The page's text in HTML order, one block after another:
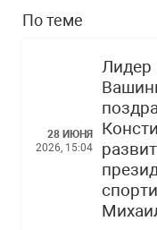
По теме
28 ИЮНЯ
2026, 15:04
Лидер